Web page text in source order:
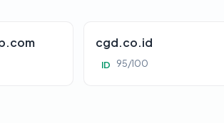
cgd.co.id
ID 95/100